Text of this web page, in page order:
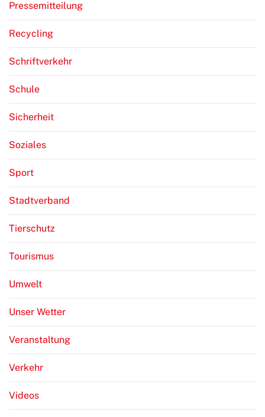
Pressemitteilung
Recycling
Schriftverkehr
Schule
Sicherheit
Soziales
Sport
Stadtverband
Tierschutz
Tourismus
Umwelt
Unser Wetter
Veranstaltung
Verkehr
Videos